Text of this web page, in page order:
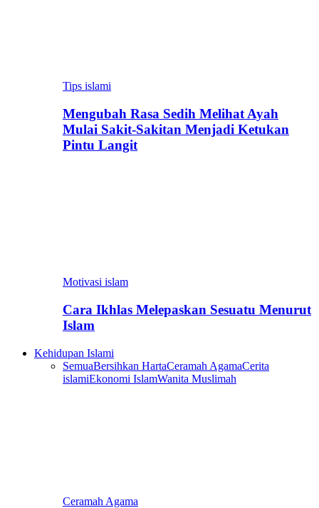
Tips islami
Mengubah Rasa Sedih Melihat Ayah
Mulai Sakit-Sakitan Menjadi Ketukan
Pintu Langit
Motivasi islam
Cara Ikhlas Melepaskan Sesuatu Menurut
Islam
Kehidupan Islami
SemuaBersihkan HartaCeramah AgamaCerita
islamiEkonomi IslamWanita Muslimah
Ceramah Agama